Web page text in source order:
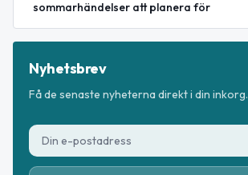
sommarhändelser att planera för
Nyhetsbrev
Få de senaste nyheterna direkt i din inkorg.